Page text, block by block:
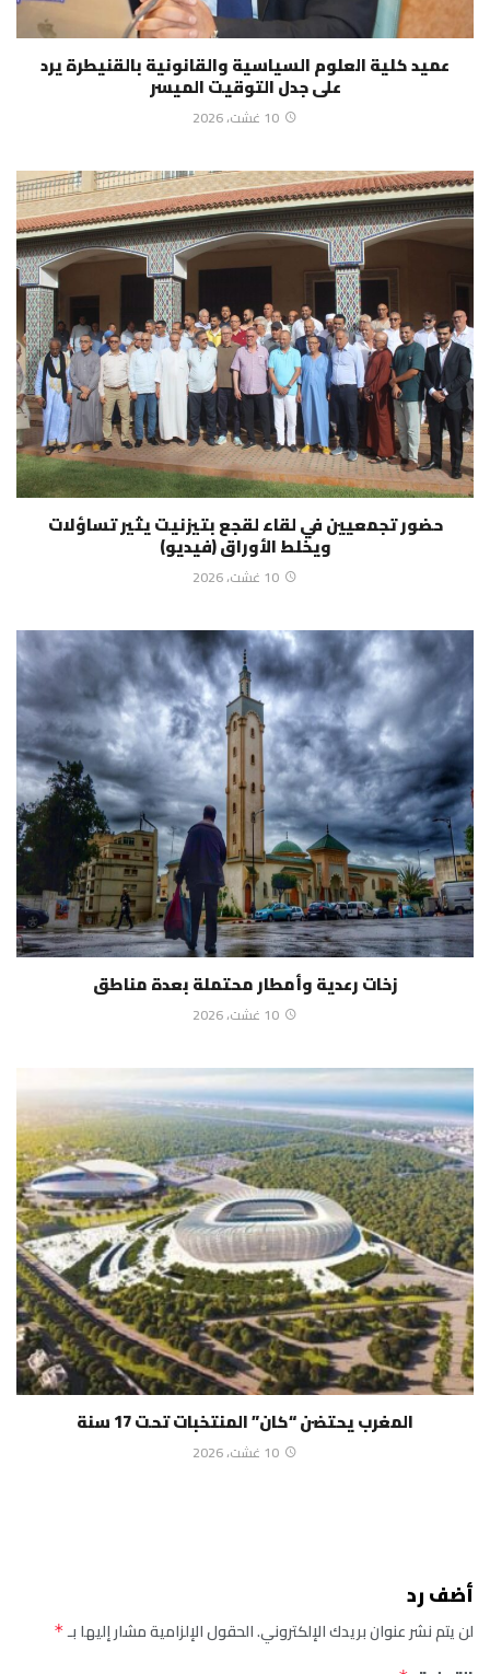
عميد كلية العلوم السياسية والقانونية بالقنيطرة يرد
على جدل التوقيت الميسر
10 غشت، 2026
حضور تجمعيين في لقاء لقجع بتيزنيت يثير تساؤلات
ويخلط الأوراق (فيديو)
10 غشت، 2026
زخات رعدية وأمطار محتملة بعدة مناطق
10 غشت، 2026
المغرب يحتضن “كان” المنتخبات تحت 17 سنة
10 غشت، 2026
أضف رد
لن يتم نشر عنوان بريدك الإلكتروني.الحقول الإلزامية مشار إليها بـ*